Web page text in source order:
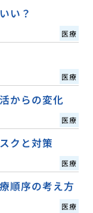
い？
医療
医療
からの変化
医療
クと対策
医療
順序の考え方
医療